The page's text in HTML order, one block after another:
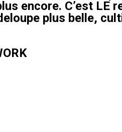
encore. C’est
plus belle,